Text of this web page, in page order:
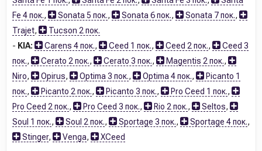
Fe 4 пок., Sonata 5 пок., Sonata 6 пок., Sonata 7 пок.,
Trajet,
Tucson 2 пок.
- KIA: Carens 4 пок., Ceed 1 пок., Ceed 2 пок.,
Ceed 3
пок., Cerato 2 пок., Cerato 3 пок., Magentis 2 пок.,
Niro, Opirus, Optima 3 пок., Optima 4 пок.,
Picanto 1
пок., Picanto 2 пок., Picanto 3 пок., Pro Ceed 1 пок.,
Pro Ceed 2 пок., Pro Ceed 3 пок., Rio 2 пок., Seltos,
Soul 1 пок., Soul 2 пок., Sportage 3 пок., Sportage 4 пок.,
Stinger, Venga, XCeed